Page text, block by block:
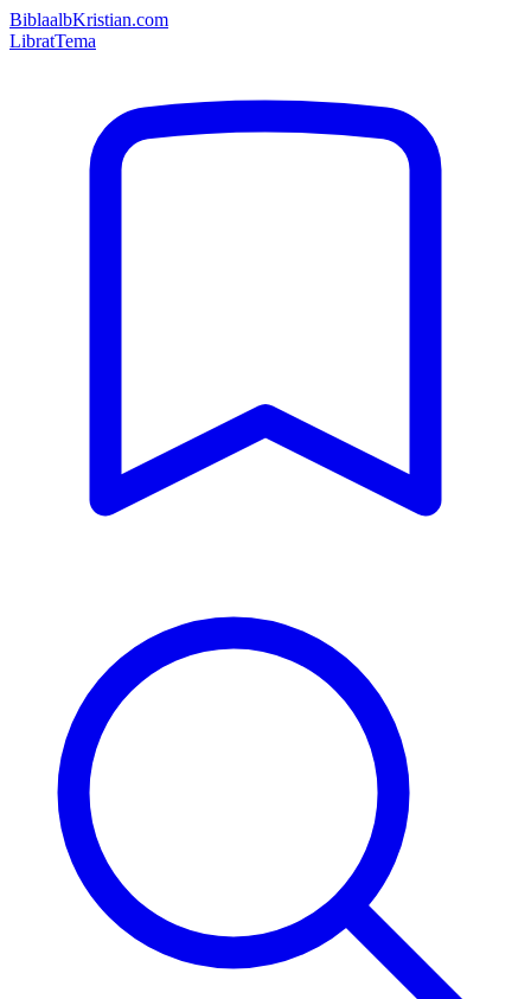
BiblaalbKristian.com
LibratTema